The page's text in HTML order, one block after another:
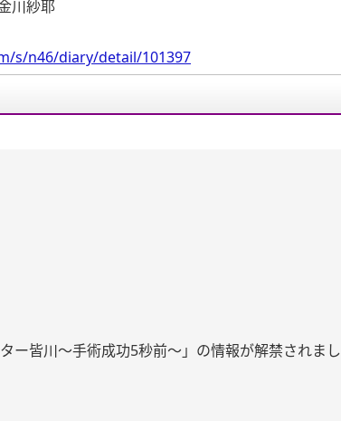
川紗耶
s/n46/diary/detail/101397
ー皆川〜手術成功5秒前〜」の情報が解禁されまし